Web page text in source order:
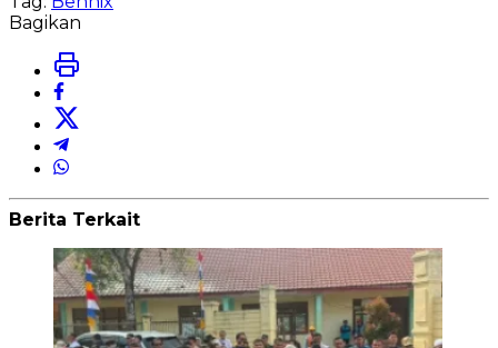
Bagikan
Berita Terkait